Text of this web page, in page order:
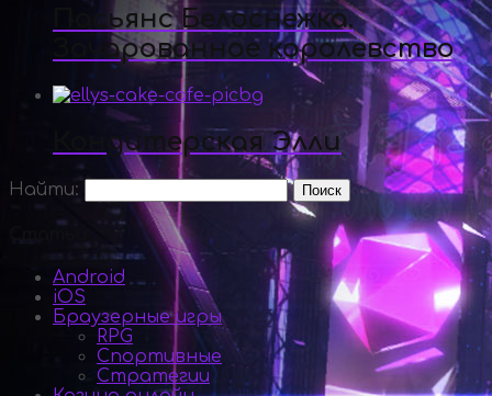
Пасьянс Белоснежка.
Зачарованное королевство
Кондитерская Элли
Найти:
Android
iOS
Браузерные игры
RPG
Спортивные
Стратегии